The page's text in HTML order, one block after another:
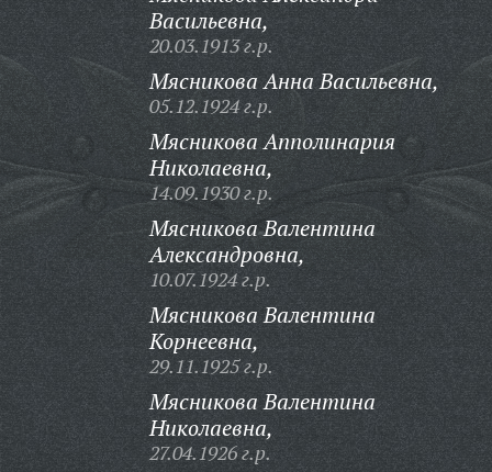
Васильевна,
20.03.1913 г.р.
Мясникова Анна Васильевна,
05.12.1924 г.р.
Мясникова Апполинария
Николаевна,
14.09.1930 г.р.
Мясникова Валентина
Александровна,
10.07.1924 г.р.
Мясникова Валентина
Корнеевна,
29.11.1925 г.р.
Мясникова Валентина
Николаевна,
27.04.1926 г.р.